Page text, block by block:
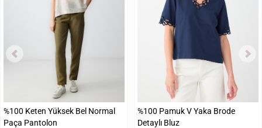
%100 Keten Yüksek Bel Normal
Paça Pantolon
%100 Pamuk V Yaka Brode
Detaylı Bluz